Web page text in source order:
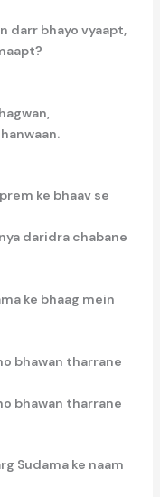
darr bhayo vyaapt,
ke bhaav se
daridra chabane
ke bhaag mein
bhawan tharrane
bhawan tharrane
Sudama ke naam